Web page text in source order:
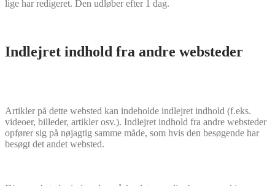
lige har redigeret. Den udløber efter 1 dag.
Indlejret indhold fra andre websteder
Artikler på dette websted kan indeholde indlejret indhold (f.eks.
videoer, billeder, artikler osv.). Indlejret indhold fra andre websteder
opfører sig på nøjagtig samme måde, som hvis den besøgende har
besøgt det andet websted.